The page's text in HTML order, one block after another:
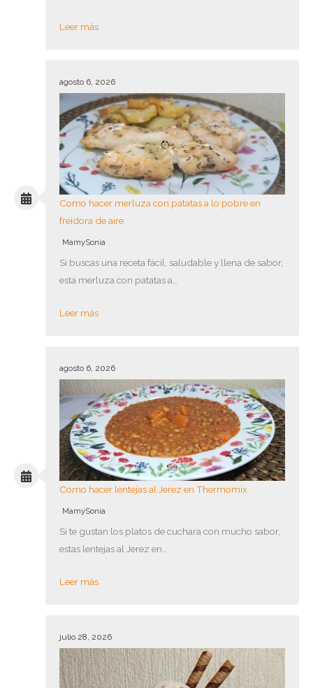
Leer más
agosto 6, 2026
Como hacer merluza con patatas a lo pobre en
freidora de aire
MamySonia
Si buscas una receta fácil, saludable y llena de sabor,
esta merluza con patatas a…
Leer más
agosto 6, 2026
Como hacer lentejas al Jerez en Thermomix
MamySonia
Si te gustan los platos de cuchara con mucho sabor,
estas lentejas al Jerez en…
Leer más
julio 28, 2026